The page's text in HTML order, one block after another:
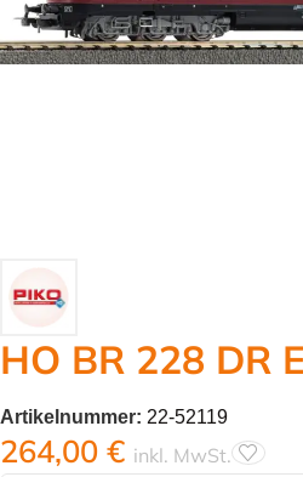
HO BR 228 DR
Artikelnummer: 22-52119
264,00 € inkl. MwSt.